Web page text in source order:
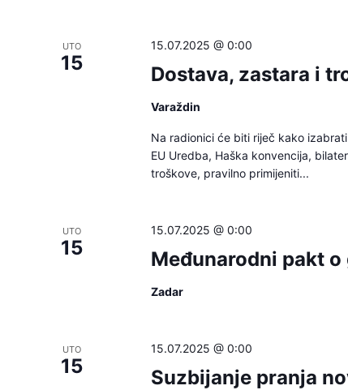
UTO
15 Dostava, zastara i
15.07.2025 @ 0:00
Varaždin
Na radionici će biti riječ kako
EU Uredba, Haška konvencija,
troškove, pravilno primijeniti...
UTO
15 Međunarodni pakt
15.07.2025 @ 0:00
Zadar
UTO
15 Suzbijanje pranja
15.07.2025 @ 0:00